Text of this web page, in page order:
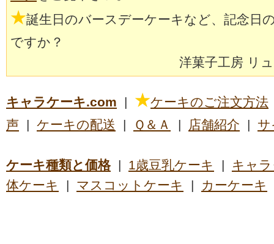
★誕生日のバースデーケーキなど、記念日
ですか？
洋菓子工房 リ
キャラケーキ.com | ★ケーキのご注文方法
声 | ケーキの配送 | Ｑ＆Ａ | 店舗紹介 | サ
ケーキ種類と価格| 1歳豆乳ケーキ | キャ
体ケーキ
| マスコットケーキ | カーケーキ